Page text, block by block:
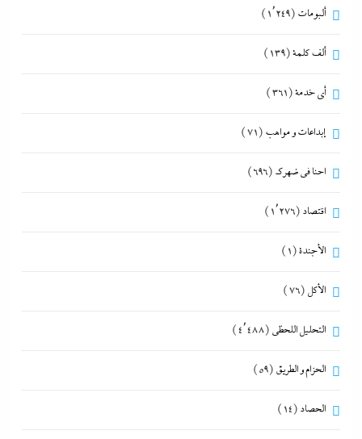
ألبومات (1٬249)
ألف كلمة(139)
أي خدمة(361)
إبداعات و مواهب (71)
احنا في ضهرك (696)
اقتصاد (1٬276)
الأجندة(1)
الأكل (76)
التحليل اللحظي (4٬488)
الحزام و الطريق (59)
الحصاد (14)